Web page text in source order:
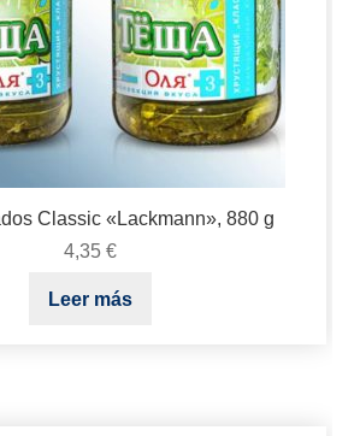
Classic «Lackmann», 880 g
4,35 €
Leer más